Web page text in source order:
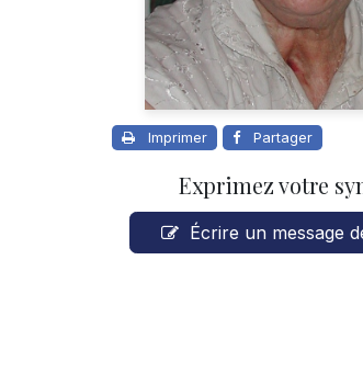
Imprimer Partager
Exprimez votre
Écrire un message